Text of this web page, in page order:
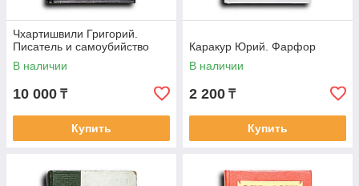
Чхартишвили Григорий.
Писатель и самоубийство
В наличии
10 000 ₸
Купить
Каракур Юрий. Фарфор
В наличии
2 200 ₸
Купить